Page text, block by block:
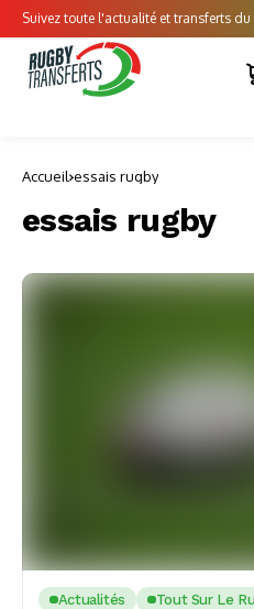
Suivez toute l'actualité et transferts du
Accueil essais rugby
essais rugby
Actualités Tout Sur Le